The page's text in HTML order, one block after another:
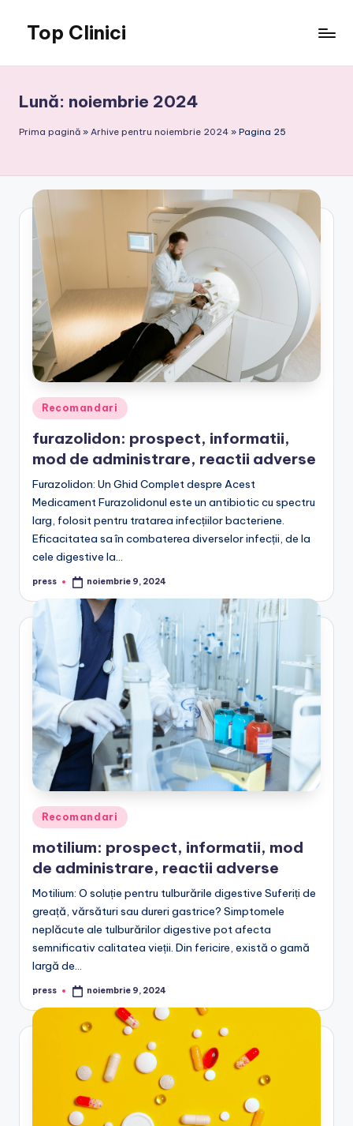
content
Top Clinici
Lună: noiembrie 2024
Prima pagină » Arhive pentru noiembrie 2024 » Pagina 25
Posted
in
Recomandari
furazolidon: prospect, informatii,
mod de administrare, reactii adverse
Furazolidon: Un Ghid Complet despre Acest
Medicament Furazolidonul este un antibiotic cu spectru
larg, folosit pentru tratarea infecțiilor bacteriene.
Eficacitatea sa în combaterea diverselor infecții, de la
cele digestive la…
Posted
press noiembrie 9, 2024
Posted
in
Recomandari
motilium: prospect, informatii, mod
de administrare, reactii adverse
Motilium: O soluție pentru tulburările digestive Suferiți de
greață, vărsături sau dureri gastrice? Simptomele
neplăcute ale tulburărilor digestive pot afecta
semnificativ calitatea vieții. Din fericire, există o gamă
largă de…
Posted
press noiembrie 9, 2024